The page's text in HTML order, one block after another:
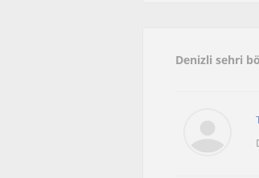
Denizli sehri